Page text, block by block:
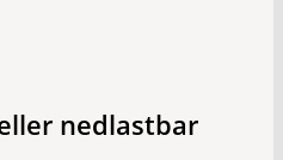
nedlastbar